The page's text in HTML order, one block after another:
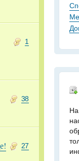
1
38
27